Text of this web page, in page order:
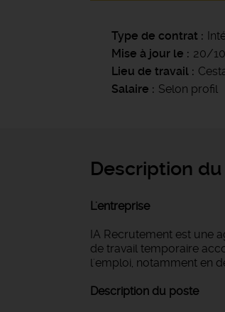
Type de contrat
Mise à jour le
20/
Lieu de travail
Salaire
Selon profil
Description
L'entreprise
IA Recrutement est une
de travail temporaire
l'emploi, notamment en
Description du poste